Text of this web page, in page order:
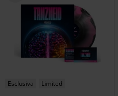
Esclusiva Limited